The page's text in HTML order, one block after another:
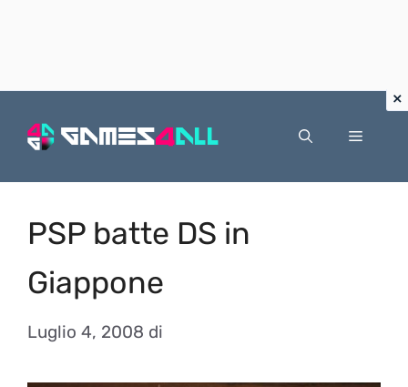
Menu
PSP batte DS in
Giappone
Luglio 4, 2008 di